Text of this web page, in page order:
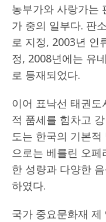
농부가와 사랑가는
가 중의 일부다. 판
로 지정, 2003년 인
정, 2008년에는 유
로 등재되었다.
이어 표낙선 태권
적 품세를 힘차고
도는 한국의 기본
으로는 베를린 오
한 성량과 다양한
하였다.
국가 중요문화재